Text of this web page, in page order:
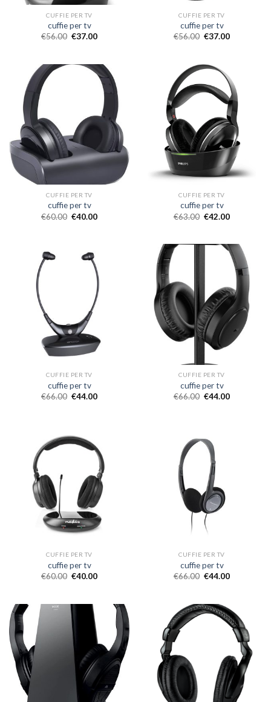
CUFFIE PER TV
cuffie per tv
€56.00 €37.00
CUFFIE PER TV
cuffie per tv
€56.00 €37.00
CUFFIE PER TV
cuffie per tv
€60.00 €40.00
CUFFIE PER TV
cuffie per tv
€63.00 €42.00
CUFFIE PER TV
cuffie per tv
€66.00 €44.00
CUFFIE PER TV
cuffie per tv
€66.00 €44.00
CUFFIE PER TV
cuffie per tv
€60.00 €40.00
CUFFIE PER TV
cuffie per tv
€66.00 €44.00